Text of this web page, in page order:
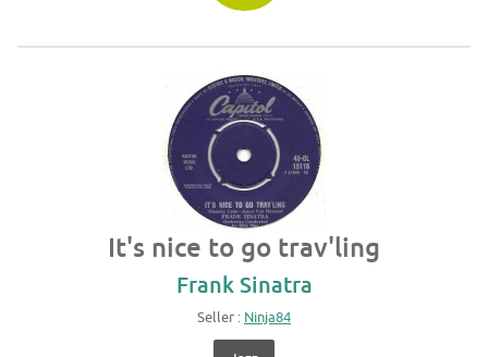
It's nice to go trav'ling
Frank Sinatra
Seller : Ninja84